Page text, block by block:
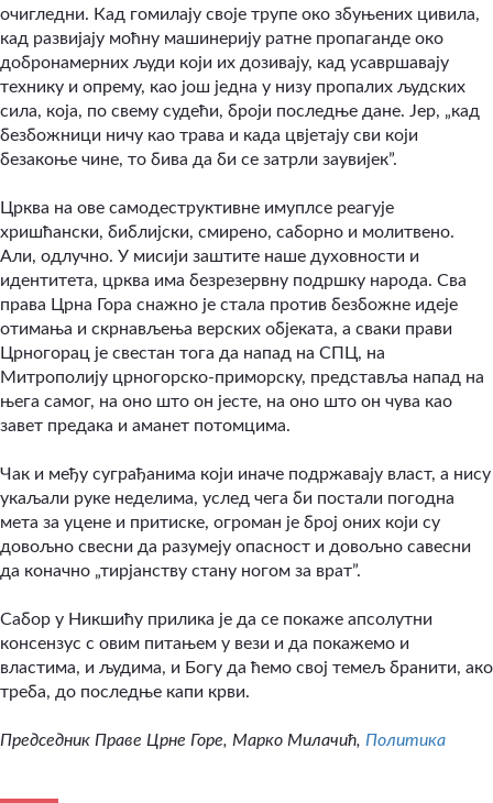
очигледни. Кад гомилају своје трупе око збуњених цивила,
кад развијају моћну машинерију ратне пропаганде око
добронамерних људи који их дозивају, кад усавршавају
технику и опрему, као још једна у низу пропалих људских
сила, која, по свему судећи, броји последње дане. Јер, „кад
безбожници ничу као трава и када цвјетају сви који
безакоње чине, то бива да би се затрли заувијек”.
Црква на ове самодеструктивне имуплсе реагује
хришћански, библијски, смирено, саборно и молитвено.
Али, одлучно. У мисији заштите наше духовности и
идентитета, црква има безрезервну подршку народа. Сва
права Црна Гора снажно је стала против безбожне идеје
отимања и скрнављења верских објеката, а сваки прави
Црногорац је свестан тога да напад на СПЦ, на
Митрополију црногорско-приморску, представља напад на
њега самог, на оно што он јесте, на оно што он чува као
завет предака и аманет потомцима.
Чак и међу суграђанима који иначе подржавају власт, а нису
укаљали руке неделима, услед чега би постали погодна
мета за уцене и притиске, огроман је број оних који су
довољно свесни да разумеју опасност и довољно савесни
да коначно „тирјанству стану ногом за врат”.
Сабор у Никшићу прилика је да се покаже апсолутни
консензус с овим питањем у вези и да покажемо и
властима, и људима, и Богу да ћемо свој темељ бранити, ако
треба, до последње капи крви.
Председник Праве Црне Горе, Марко Милачић, Политика